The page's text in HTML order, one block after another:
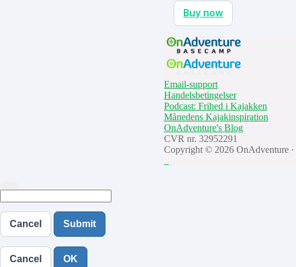
Buy now
Email-support
Handelsbetingelser
Podcast: Frihed i Kajakken
Månedens Kajakinspiration
OnAdventure's Blog
CVR nr. 32952291
Copyright © 2026 OnAdventure ·
Cancel Submit
Cancel OK